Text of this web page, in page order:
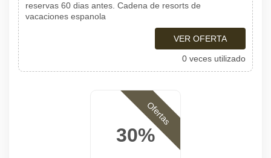
reservas 60 dias antes. Cadena de resorts de
vacaciones espanola
VER OFERTA
0 veces utilizado
30%
Ofertas